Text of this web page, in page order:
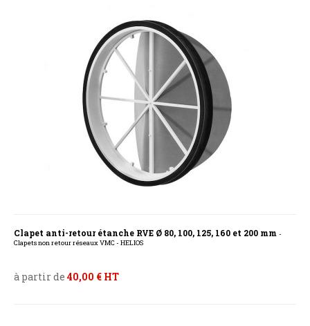
Clapet anti-retour étanche RVE Ø 80, 100, 125, 160 et 200 mm -
Clapets non retour réseaux VMC - HELIOS
à partir de 40,00 € HT